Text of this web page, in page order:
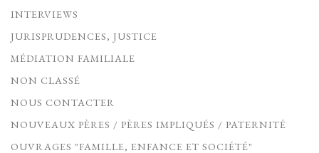
INTERVIEWS
JURISPRUDENCES, JUSTICE
MÉDIATION FAMILIALE
NON CLASSÉ
NOUS CONTACTER
NOUVEAUX PÈRES / PÈRES IMPLIQUÉS / PATERNITÉ
OUVRAGES "FAMILLE, ENFANCE ET SOCIÉTÉ"